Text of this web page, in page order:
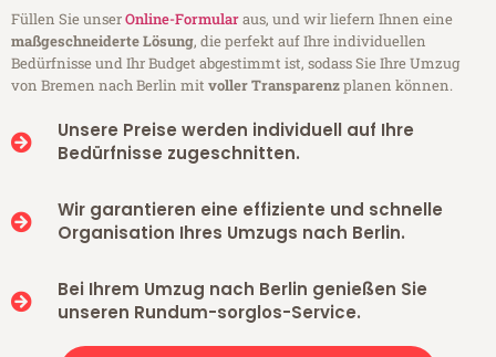
Füllen Sie unserOnline-Formularaus, und wir liefern Ihnen eine
maßgeschneiderte Lösung, die perfekt auf Ihre individuellen
Bedürfnisse und Ihr Budget abgestimmt ist, sodass Sie Ihre Umzug
von Bremen nach Berlin mitvoller Transparenzplanen können.
Unsere Preise werden individuell auf Ihre
Bedürfnisse zugeschnitten.
Wir garantieren eine effiziente und schnelle
Organisation Ihres Umzugs nach Berlin.
Bei Ihrem Umzug nach Berlin genießen Sie
unseren Rundum-sorglos-Service.